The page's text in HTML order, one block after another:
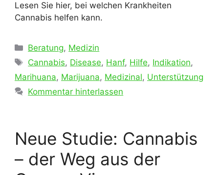
Lesen Sie hier, bei welchen Krankheiten
Cannabis helfen kann.
Kategorien
Beratung, Medizin
Schlagwörter
Cannabis, Disease, Hanf, Hilfe, Indikation,
Marihuana, Marijuana, Medizinal, Unterstützung
Kommentar hinterlassen
Neue Studie: Cannabis
– der Weg aus der